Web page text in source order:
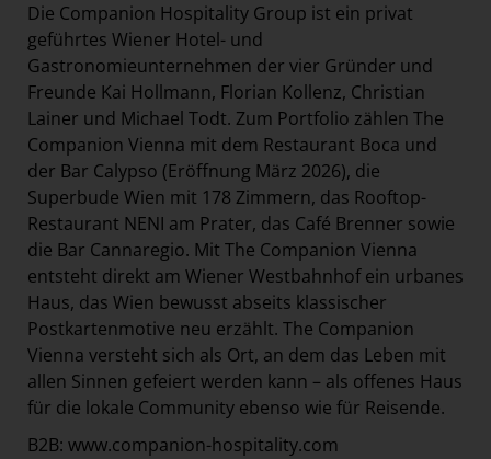
Die Companion Hospitality Group ist ein privat
geführtes Wiener Hotel- und
Gastronomieunternehmen der vier Gründer und
Freunde Kai Hollmann, Florian Kollenz, Christian
Lainer und Michael Todt. Zum Portfolio zählen The
Companion Vienna mit dem Restaurant Boca und
der Bar Calypso (Eröffnung März 2026), die
Superbude Wien mit 178 Zimmern, das Rooftop-
Restaurant NENI am Prater, das Café Brenner sowie
die Bar Cannaregio. Mit The Companion Vienna
entsteht direkt am Wiener Westbahnhof ein urbanes
Haus, das Wien bewusst abseits klassischer
Postkartenmotive neu erzählt. The Companion
Vienna versteht sich als Ort, an dem das Leben mit
allen Sinnen gefeiert werden kann – als offenes Haus
für die lokale Community ebenso wie für Reisende.
B2B: www.companion-hospitality.com